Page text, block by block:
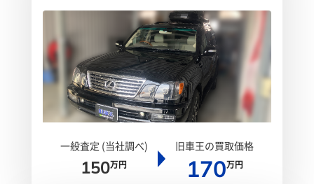
一般査定 (当社調べ)
150万円
旧車王の買取価格
170万円